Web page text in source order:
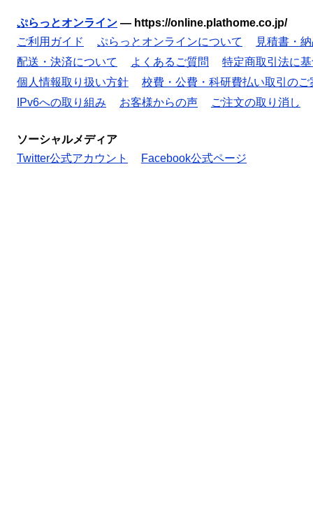
ぷらっとオンライン — https://online.plathome.co.jp/
ご利用ガイド
ぷらっとオンラインについて
見積書・
配送・決済について
よくあるご質問
特定商取引法に
個人情報取り扱い方針
校費・公費・科研費払い取引のご
IPv6への取り組み
お客様からの声 ご注文の取り消し
ソーシャルメディア
Twitter公式アカウント
Facebook公式ページ